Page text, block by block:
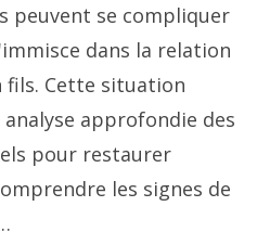
peuvent se compliquer
dans la relation
fils. Cette situation
approfondie des
pour restaurer
les signes de